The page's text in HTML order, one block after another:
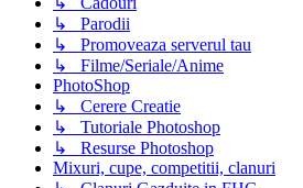
↳ Parodii
↳ Promoveaza serverul tau
↳ Filme/Seriale/Anime
PhotoShop
↳ Cerere Creatie
↳ Tutoriale Photoshop
↳ Resurse Photoshop
Mixuri, cupe, competitii, clanuri